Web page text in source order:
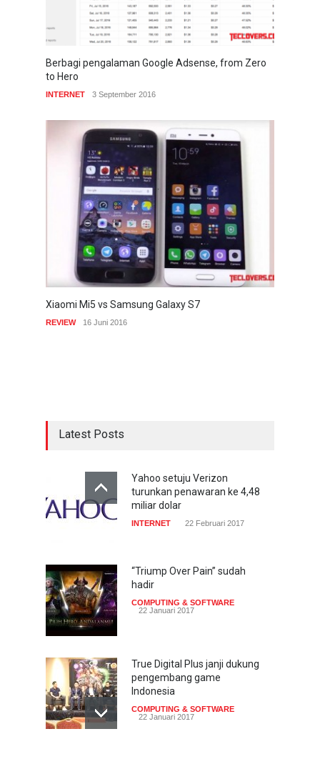
Berbagi pengalaman Google Adsense, from Zero
to Hero
INTERNET 3 September 2016
Xiaomi Mi5 vs Samsung Galaxy S7
REVIEW 16 Juni 2016
Latest Posts
Yahoo setuju Verizon
turunkan penawaran ke 4,48
miliar dolar
INTERNET 22 Februari 2017
“Triump Over Pain” sudah
hadir
COMPUTING & SOFTWARE
22 Januari 2017
True Digital Plus janji dukung
pengembang game
Indonesia
COMPUTING & SOFTWARE
22 Januari 2017